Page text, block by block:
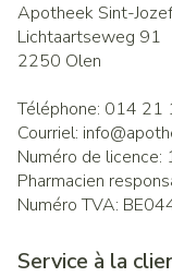
Apotheek Sint-
Lichtaartseweg 91
2250 Olen
Téléphone: 014 21
Courriel: info@
Numéro de licence:
Pharmacien
Numéro TVA:
Service à la